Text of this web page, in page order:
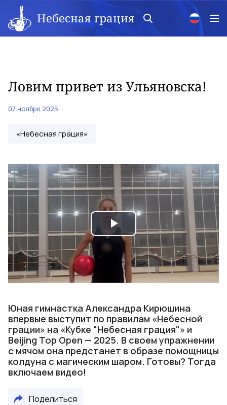
Небесная грация
Ловим привет из Ульяновска!
07 ноября 2025
«Небесная грация»
Play
Video
Юная гимнастка Александра Кирюшина
впервые выступит по правилам «Небесной
грации» на «Кубке "Небесная грация"» и
Beijing Top Open — 2025. В своем упражнении
с мячом она предстанет в образе помощницы
колдуна с магическим шаром. Готовы? Тогда
включаем видео!
Поделиться